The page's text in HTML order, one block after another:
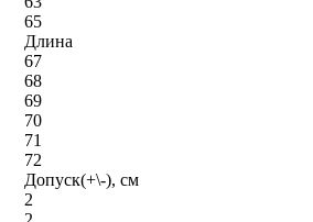
65
Длина
67
68
69
70
71
72
Допуск(+\-), см
2